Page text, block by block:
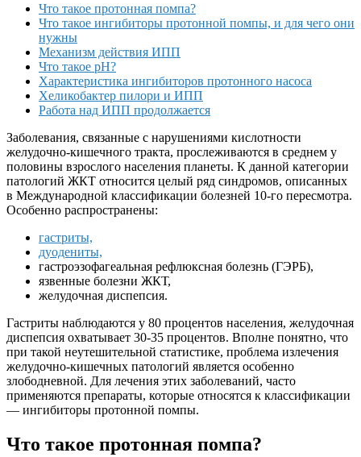
Что такое протонная помпа?
Что такое ингибиторы протонной помпы, и для чего они
нужны
Механизм действия ИПП
Что такое рН?
Характеристика ингибиторов протонного насоса
Хеликобактер пилори и ИПП
Работа над ИПП продолжается
Заболевания, связанные с нарушениями кислотности
желудочно-кишечного тракта, прослеживаются в среднем у
половины взрослого населения планеты. К данной категории
патологий ЖКТ относится целый ряд синдромов, описанных
в Международной классификации болезней 10-го пересмотра.
Особенно распространены:
гастриты,
дуодениты,
гастроэзофагеальная рефлюксная болезнь (ГЭРБ),
язвенные болезни ЖКТ,
желудочная диспепсия.
Гастриты наблюдаются у 80 процентов населения, желудочная
диспепсия охватывает 30-35 процентов. Вполне понятно, что
при такой неутешительной статистике, проблема излечения
желудочно-кишечных патологий является особенно
злободневной. Для лечения этих заболеваний, часто
применяются препараты, которые относятся к классификации
— ингибиторы протонной помпы.
Что такое протонная помпа?